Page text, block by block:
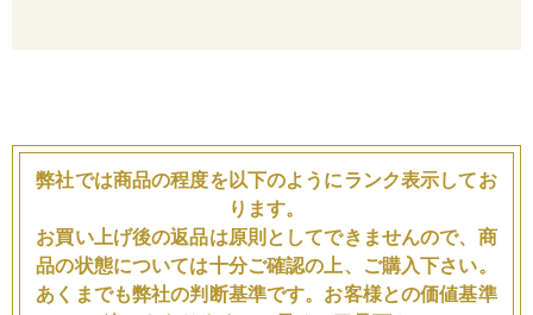
弊社では商品の程度を以下のようにランク表示してお
ります。
お買い上げ後の返品は原則としてできませんので、商
品の状態については十分ご確認の上、ご購入下さい。
あくまでも弊社の判断基準です。お客様との価値基準